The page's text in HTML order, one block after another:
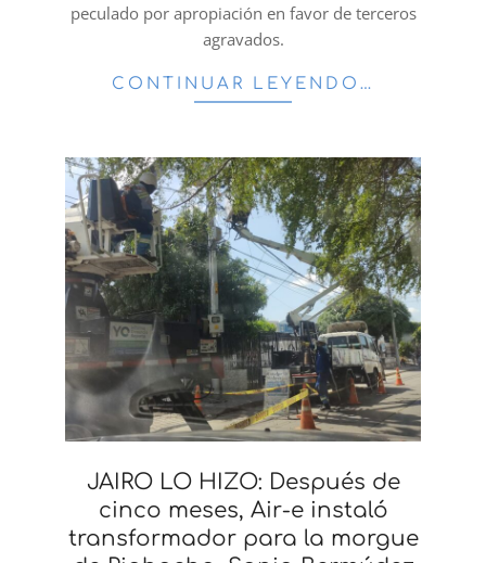
peculado por apropiación en favor de terceros
agravados.
CONTINUAR LEYENDO…
JAIRO LO HIZO: Después de
cinco meses, Air-e instaló
transformador para la morgue